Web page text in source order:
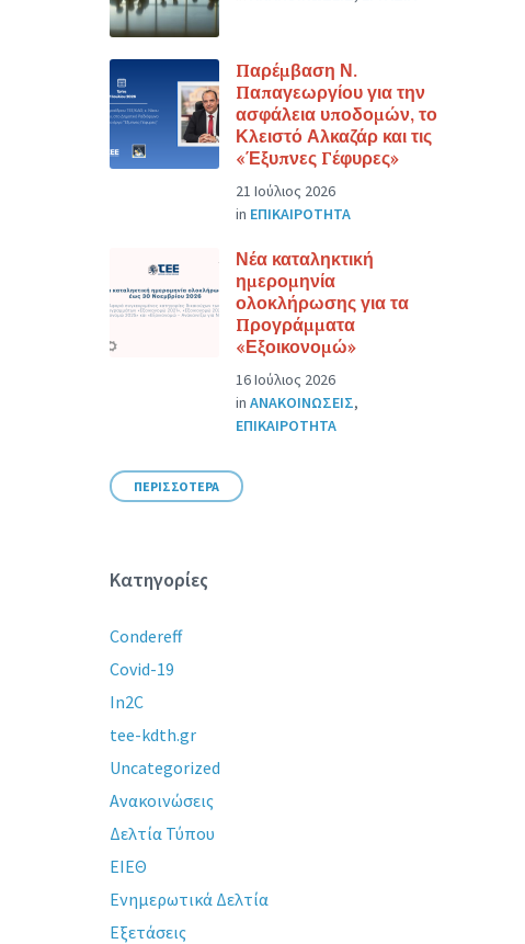
Παρέμβαση Ν.
Παπαγεωργίου για την
ασφάλεια υποδομών, το
Κλειστό Αλκαζάρ και τις
«Έξυπνες Γέφυρες»
21 Ιούλιος 2026
in ΕΠΙΚΑΙΡΟΤΗΤΑ
Νέα καταληκτική
ημερομηνία
ολοκλήρωσης για τα
Προγράμματα
«Εξοικονομώ»
16 Ιούλιος 2026
inΑΝΑΚΟΙΝΩΣΕΙΣ,
ΕΠΙΚΑΙΡΟΤΗΤΑ
ΠΕΡΙΣΣΟΤΕΡΑ
Κατηγορίες
Condereff
Covid-19
In2C
tee-kdth.gr
Uncategorized
Ανακοινώσεις
Δελτία Τύπου
ΕΙΕΘ
Ενημερωτικά Δελτία
Εξετάσεις